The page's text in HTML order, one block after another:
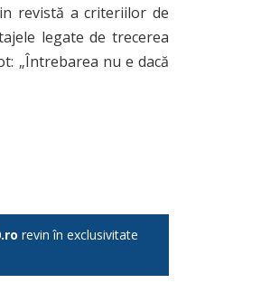
revistă a criteriilor de
legate de trecerea
„Întrebarea nu e dacă
revin în exclusivitate